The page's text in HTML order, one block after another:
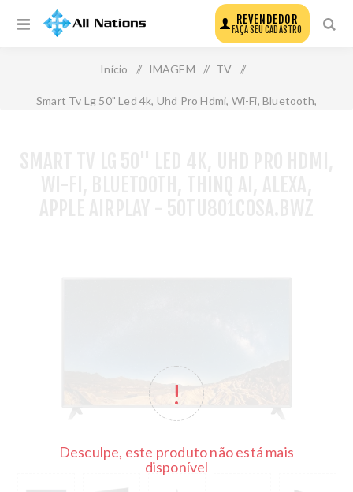
REVENDEDOR
FAÇA SEU CADASTRO
Início / IMAGEM / TV /
Smart Tv Lg 50" Led 4k, Uhd Pro Hdmi, Wi-Fi, Bluetooth,
Desculpe, este produto não está mais
disponível